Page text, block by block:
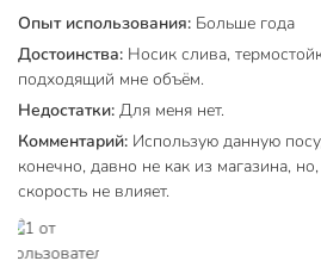
специальное дно.
Подходит ли для мытья в
Да, кастрюля и крышка из
посудомоечной машине без риска
Дополнительная информация:
Высота с крышкой: 11 см.
Опыт использования: Больше года
Достоинства: Носик слива,
подходящий мне объём.
Недостатки: Для меня нет.
Комментарий: Использую данную
конечно, давно не как из магазина,
скорость не влияет.